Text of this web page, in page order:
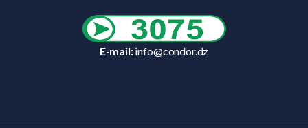
E-mail:info@condor.dz